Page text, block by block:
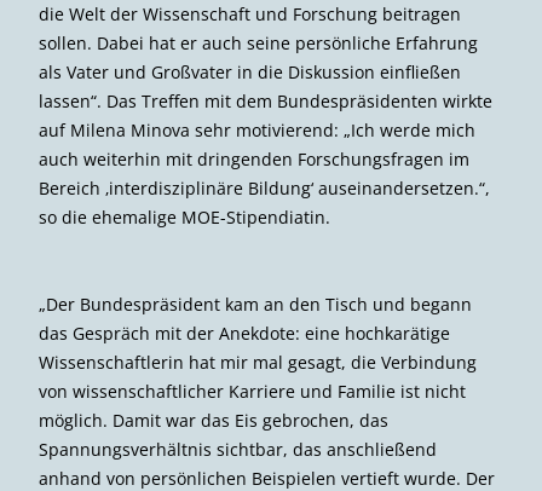
die Welt der Wissenschaft und Forschung beitragen
sollen. Dabei hat er auch seine persönliche Erfahrung
als Vater und Großvater in die Diskussion einfließen
lassen“. Das Treffen mit dem Bundespräsidenten wirkte
auf Milena Minova sehr motivierend: „Ich werde mich
auch weiterhin mit dringenden Forschungsfragen im
Bereich ‚interdisziplinäre Bildung‘ auseinandersetzen.“,
so die ehemalige MOE-Stipendiatin.
„Der Bundespräsident kam an den Tisch und begann
das Gespräch mit der Anekdote: eine hochkarätige
Wissenschaftlerin hat mir mal gesagt, die Verbindung
von wissenschaftlicher Karriere und Familie ist nicht
möglich. Damit war das Eis gebrochen, das
Spannungsverhältnis sichtbar, das anschließend
anhand von persönlichen Beispielen vertieft wurde. Der